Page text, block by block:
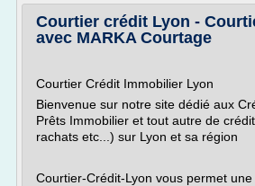
Courtier crédit Lyon -
avec MARKA Courtage
Courtier Crédit Immobilier Lyon
Bienvenue sur notre site dédié aux
Prêts Immobilier et tout autre de
rachats etc...) sur Lyon et sa région
Courtier-Crédit-Lyon vous permet